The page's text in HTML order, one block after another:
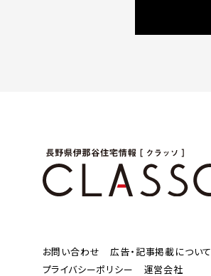
お問い合わせ
広告・記事掲載について
プライバシーポリシー
運営会社